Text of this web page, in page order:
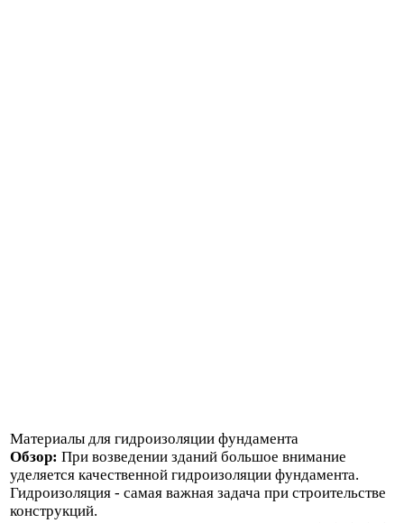
Материалы для гидроизоляции фундамента
Обзор: При возведении зданий большое внимание
уделяется качественной гидроизоляции фундамента.
Гидроизоляция - самая важная задача при строительстве
конструкций.